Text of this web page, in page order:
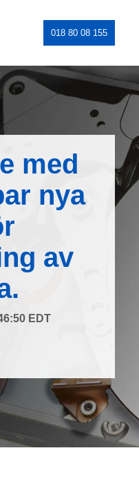
018 80 08 155
med
nya
av
EDT